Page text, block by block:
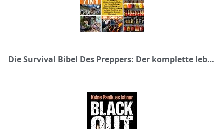
Die Survival Bibel Des Preppers: Der komplette lebensrettende Leitfaden zur Vorratshaltung, Heimverteidigung und völligen Selbstversorgung und zum überleben im schlimmsten Szenario überhaubt